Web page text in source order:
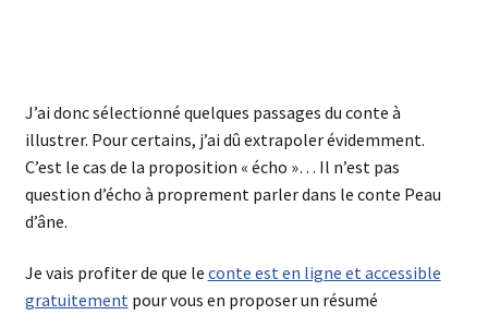
J’ai donc sélectionné quelques passages du conte à
illustrer. Pour certains, j’ai dû extrapoler évidemment.
C’est le cas de la proposition « écho »… Il n’est pas
question d’écho à proprement parler dans le conte Peau
d’âne.
Je vais profiter de que le conte est en ligne et accessible
gratuitementpour vous en proposer un résumé